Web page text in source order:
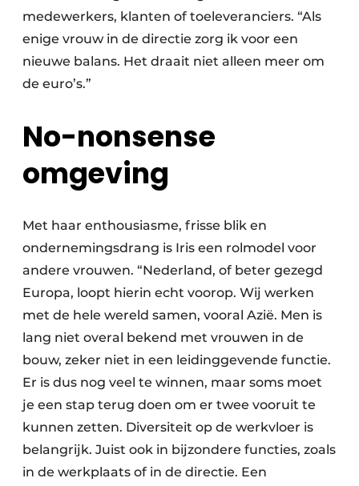
medewerkers, klanten of toeleveranciers. “Als
enige vrouw in de directie zorg ik voor een
nieuwe balans. Het draait niet alleen meer om
de euro’s.”
No-nonsense
omgeving
Met haar enthousiasme, frisse blik en
ondernemingsdrang is Iris een rolmodel voor
andere vrouwen. “Nederland, of beter gezegd
Europa, loopt hierin echt voorop. Wij werken
met de hele wereld samen, vooral Azië. Men is
lang niet overal bekend met vrouwen in de
bouw, zeker niet in een leidinggevende functie.
Er is dus nog veel te winnen, maar soms moet
je een stap terug doen om er twee vooruit te
kunnen zetten. Diversiteit op de werkvloer is
belangrijk. Juist ook in bijzondere functies, zoals
in de werkplaats of in de directie. Een